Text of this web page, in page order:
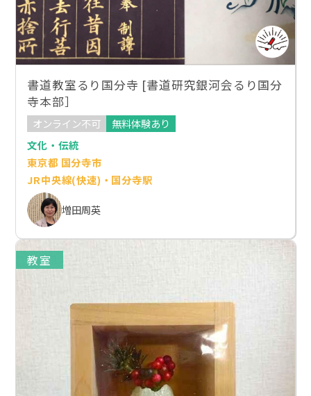
書道教室るり国分寺 [書道研究銀河会るり国分
寺本部］
オンライン不可
無料体験あり
文化・伝統
東京都 国分寺市
JR中央線(快速)・国分寺駅
増田周英
教室